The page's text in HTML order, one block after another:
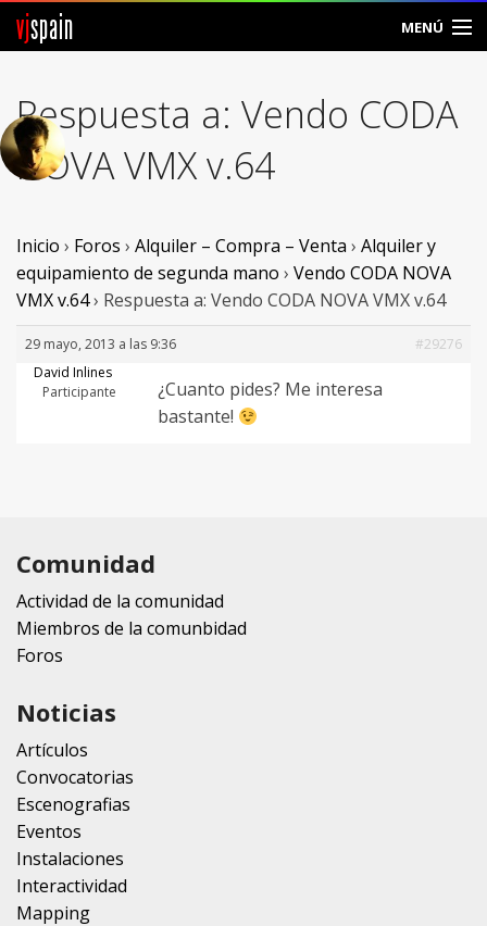
vjspain MENÚ
Foros
Noticias
Vjspain
Ayuda
Contacto
Entrar
Respuesta a: Vendo CODA
NOVA VMX v.64
Inicio › Foros › Alquiler – Compra – Venta › Alquiler y
equipamiento de segunda mano › Vendo CODA NOVA
VMX v.64› Respuesta a: Vendo CODA NOVA VMX v.64
29 mayo, 2013 a las 9:36
#29276
David Inlines
Participante
¿Cuanto pides? Me interesa
bastante!
Comunidad
Actividad de la comunidad
Miembros de la comunbidad
Foros
Noticias
Artículos
Convocatorias
Escenografias
Eventos
Instalaciones
Interactividad
Mapping